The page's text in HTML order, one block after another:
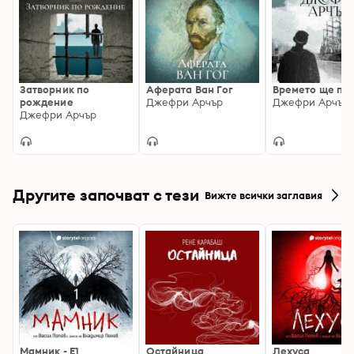
Затворник по
рождение
Джефри Арчър
Аферата Ван Гог
Джефри Арчър
Времето ще
Джефри Арчър
Другите започват с тези Вижте всички заглавия
Мамник - E1 Остайница Лехуса